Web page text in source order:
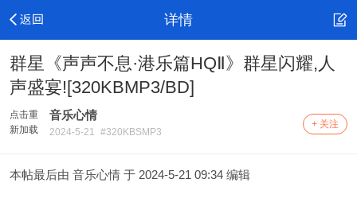
详情
群星《声声不息·港乐篇HQⅡ》群星闪耀,人
声盛宴![320KBMP3/BD]
点击重
新加载
音乐心情
2024-5-21 #320KBSMP3
+ 关注
本帖最后由 音乐心情 于 2024-5-21 09:34 编辑